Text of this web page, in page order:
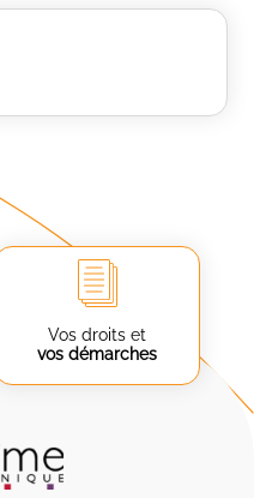
Vos droits et
vos démarches